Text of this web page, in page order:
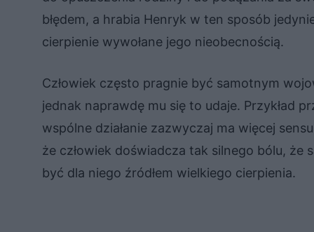
błędem, a hrabia Henryk w ten sposób
cierpienie wywołane jego nieobecnością.
Człowiek często pragnie być samotnym
jednak naprawdę mu się to udaje. Przykład
wspólne działanie zazwyczaj ma więcej
że człowiek doświadcza tak silnego bólu,
być dla niego źródłem wielkiego cierpienia.